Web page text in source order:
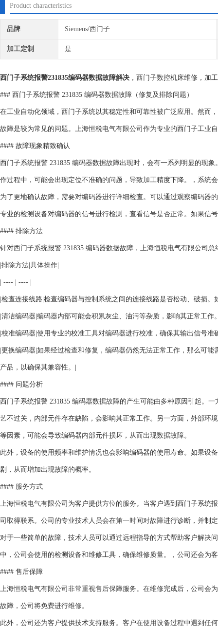
Product characteristics
品牌 Siemens/西门子
加工定制 是
西门子系统报警231835编码器数据故障解决 ，西门子数控机床维修，加
### 西门子系统报警 231835 编码器数据故障（修复及排除问题）
在工业自动化领域，西门子系统以其稳定性和可靠性被广泛应用。然而
故障是较为常见的问题。上海恒税电气有限公司作为专业的西门子工业
#### 故障现象精致确认
西门子系统报警 231835 编码器数据故障出现时，会有一系列明显的现
作过程中，可能会出现定位不准确的问题，导致加工精度下降。，系统
为了更地确认故障，需要对编码器进行详细检查。可以通过观察编码器
专业的检测设备对编码器的信号进行检测，查看信号是否正常。如果信
#### 排除方法
针对西门子系统报警 231835 编码器数据故障，上海恒税电气有限公司
|排除方法|具体操作|
| ---- | ---- |
|检查连接线路|检查编码器与控制系统之间的连接线路是否松动、破损
|清洁编码器|编码器内部可能会积累灰尘、油污等杂质，影响其正常工
|校准编码器|使用专业的校准工具对编码器进行校准，确保其输出信号
|更换编码器|如果经过检查和修复，编码器仍然无法正常工作，那么可
产品，以确保其兼容性。|
#### 问题分析
西门子系统报警 231835 编码器数据故障的产生可能由多种原因引起。
艺不过关，内部元件存在缺陷，会影响其正常工作。另一方面，外部环
等因素，可能会导致编码器内部元件损坏，从而出现数据故障。
此外，设备的使用频率和维护情况也会影响编码器的使用寿命。如果设
剧，从而增加出现故障的概率。
#### 服务方式
上海恒税电气有限公司为客户提供方位的服务。当客户遇到西门子系统
司取得联系。公司的专业技术人员会在第一时间对故障进行诊断，并制
对于一些简单的故障，技术人员可以通过远程指导的方式帮助客户解决
中，公司会使用的检测设备和维修工具，确保维修质量。，公司还会为
#### 售后保障
上海恒税电气有限公司非常重视售后保障服务。在维修完成后，公司会
故障，公司将免费进行维修。
此外，公司还为客户提供技术支持服务。客户在使用设备过程中遇到任